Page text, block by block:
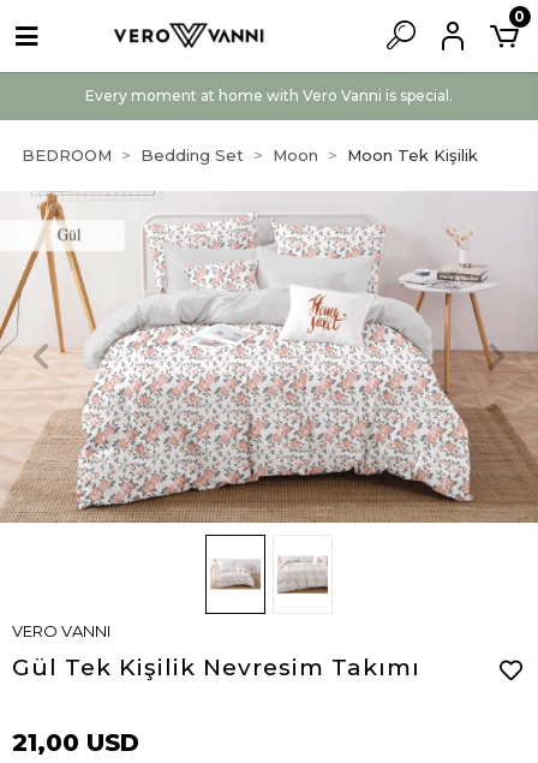
Every moment at home with Vero Vanni is special.
0
BEDROOM Bedding Set Moon Moon Tek Kişilik
VERO VANNI
Gül Tek Kişilik Nevresim Takımı
21,00 USD